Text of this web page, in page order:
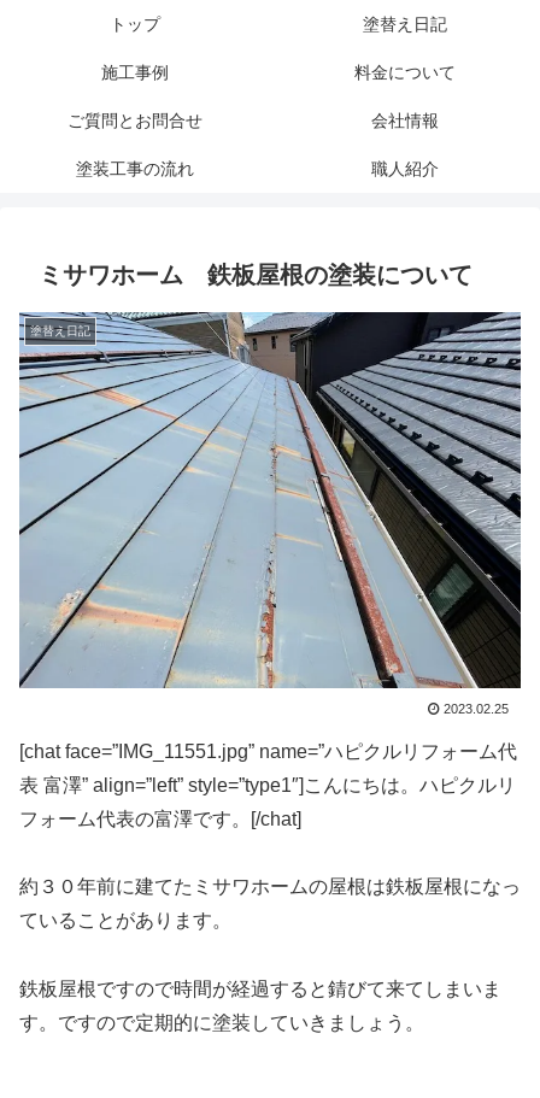
トップ 塗替え日記
施工事例 料金について
ご質問とお問合せ 会社情報
塗装工事の流れ 職人紹介
ミサワホーム 鉄板屋根の塗装について
塗替え日記
2023.02.25
[chat face=”IMG_11551.jpg” name=”ハピクルリフォーム代
表 富澤” align=”left” style=”type1″]こんにちは。ハピクルリ
フォーム代表の富澤です。[/chat]
約３０年前に建てたミサワホームの屋根は鉄板屋根になっ
ていることがあります。
鉄板屋根ですので時間が経過すると錆びて来てしまいま
す。ですので定期的に塗装していきましょう。